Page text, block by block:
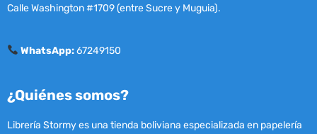
Calle Washington #1709 (entre Sucre y Muguia).
WhatsApp:67249150
¿Quiénes somos?
Librería Stormy es una tienda boliviana especializada en papelería